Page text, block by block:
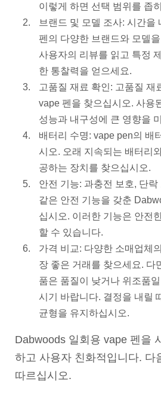
이렇게 하면 선택 범위를 좁
브랜드 및 모델 조사: 시간을
펜의 다양한 브랜드와 모델
사용자의 리뷰를 읽고 특정
한 통찰력을 얻으세요.
고품질 재료 확인: 고품질 재
vape 펜을 찾으십시오. 사용
성능과 내구성에 큰 영향을
배터리 수명: vape pen의 배
시오. 오래 지속되는 배터리
공하는 장치를 찾으십시오.
안전 기능: 과충전 보호, 단
같은 안전 기능을 갖춘
십시오. 이러한 기능은 안전
할 수 있습니다.
가격 비교: 다양한 소매업체
장 좋은 거래를 찾으세요. 다
품은 품질이 낮거나 위조품
시기 바랍니다. 결정을 내릴
균형을 유지하십시오.
Dabwoods 일회용 vape 펜을
하고 사용자 친화적입니다. 다
따르십시오.